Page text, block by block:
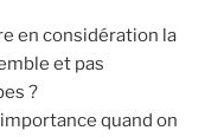
en considération la
et pas
?
quand on